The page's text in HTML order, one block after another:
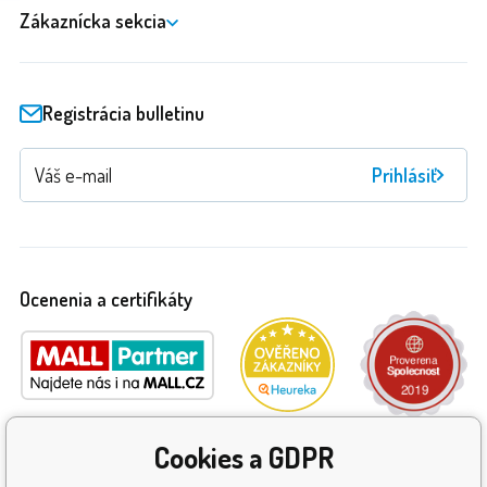
Zákaznícka sekcia
Registrácia bulletinu
Prihlásiť
Ocenenia a certifikáty
Cookies a GDPR